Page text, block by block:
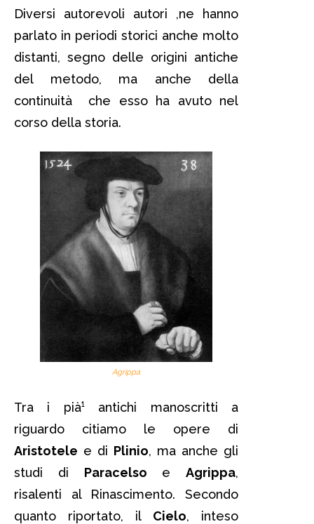
Diversi autorevoli autori ,ne hanno
parlato in periodi storici anche molto
distanti, segno delle origini antiche
del metodo, ma anche della
continuità che esso ha avuto nel
corso della storia.
Agrippa
Tra i pià¹ antichi manoscritti a
riguardo citiamo le opere di
Aristotele e di Plinio, ma anche gli
studi di Paracelso e Agrippa,
risalenti al Rinascimento. Secondo
quanto riportato, il Cielo, inteso